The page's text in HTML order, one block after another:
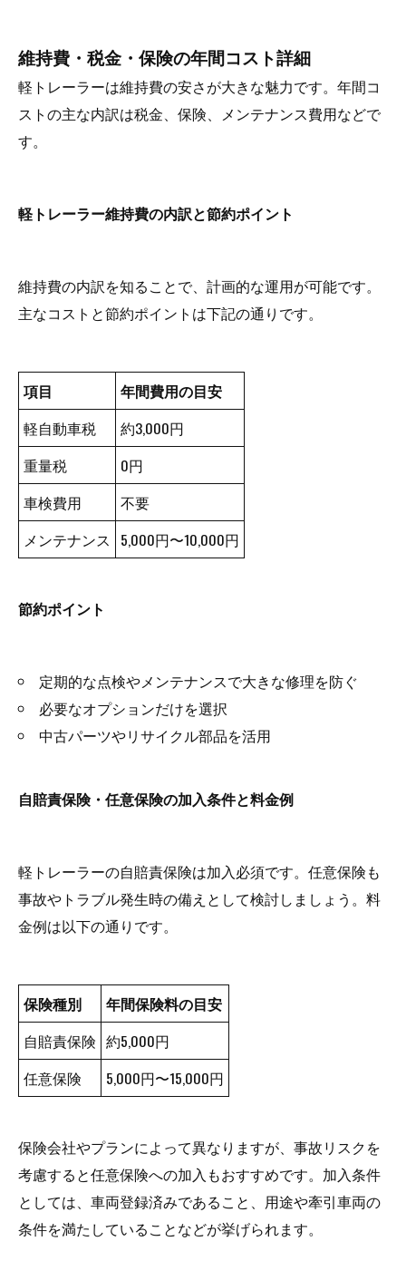
維持費・税金・保険の年間コスト詳細
軽トレーラーは維持費の安さが大きな魅力です。年間コ
ストの主な内訳は税金、保険、メンテナンス費用などで
す。
軽トレーラー維持費の内訳と節約ポイント
維持費の内訳を知ることで、計画的な運用が可能です。
主なコストと節約ポイントは下記の通りです。
項目
年間費用の目安
軽自動車税
約3,000円
重量税
0円
車検費用
不要
メンテナンス 5,000円〜10,000円
節約ポイント
定期的な点検やメンテナンスで大きな修理を防ぐ
必要なオプションだけを選択
中古パーツやリサイクル部品を活用
自賠責保険・任意保険の加入条件と料金例
軽トレーラーの自賠責保険は加入必須です。任意保険も
事故やトラブル発生時の備えとして検討しましょう。料
金例は以下の通りです。
保険種別
年間保険料の目安
自賠責保険 約5,000円
任意保険
5,000円〜15,000円
保険会社やプランによって異なりますが、事故リスクを
考慮すると任意保険への加入もおすすめです。加入条件
としては、車両登録済みであること、用途や牽引車両の
条件を満たしていることなどが挙げられます。